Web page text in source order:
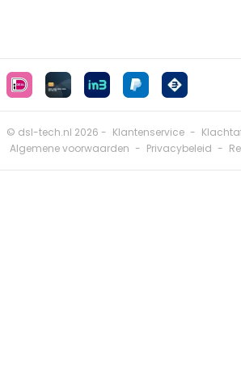
© dsl-tech.nl 2026 - Klantenservice -
Algemene voorwaarden - Privacybeleid -